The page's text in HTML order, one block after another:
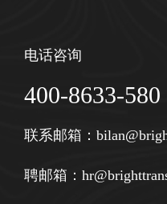
电话咨询
400-8633-580
联系邮箱：
聘邮箱：